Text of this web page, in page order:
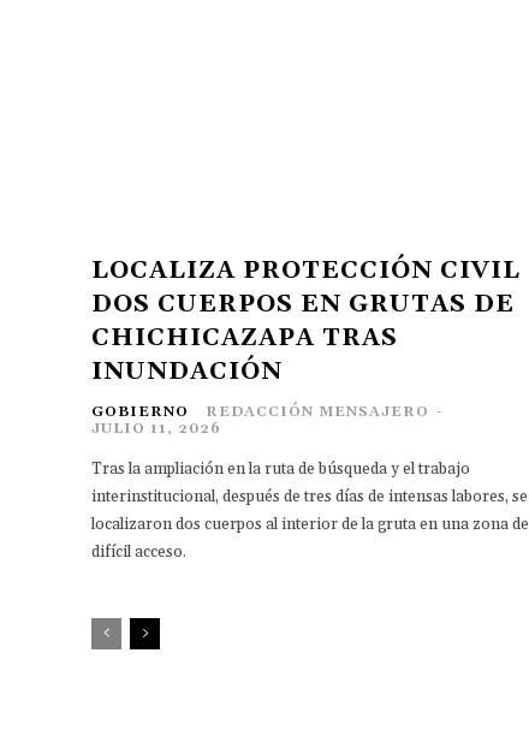
LOCALIZA PROTECCIÓN CIVIL
DOS CUERPOS EN GRUTAS DE
CHICHICAZAPA TRAS
INUNDACIÓN
GOBIERNO REDACCIÓN MENSAJERO -
JULIO 11, 2026
Tras la ampliación en la ruta de búsqueda y el trabajo
interinstitucional, después de tres días de intensas labores, se
localizaron dos cuerpos al interior de la gruta en una zona de
difícil acceso.